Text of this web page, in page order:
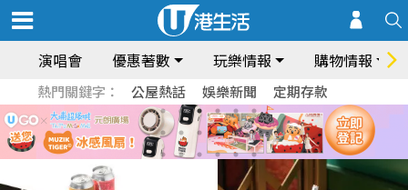
演唱會 優惠著數 玩樂情報 購物情報
熱門關鍵字： 公屋熱話 娛樂新聞 定期存款